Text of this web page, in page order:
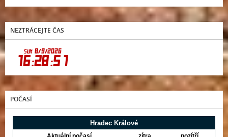
NEZTRÁCEJTE ČAS
POČASÍ